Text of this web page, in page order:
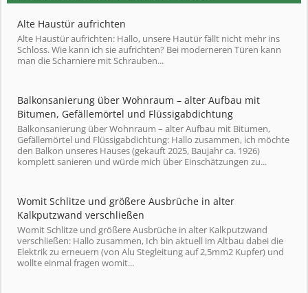
Alte Haustür aufrichten
Alte Haustür aufrichten: Hallo, unsere Hautür fällt nicht mehr ins
Schloss. Wie kann ich sie aufrichten? Bei moderneren Türen kann
man die Scharniere mit Schrauben...
Balkonsanierung über Wohnraum – alter Aufbau mit
Bitumen, Gefällemörtel und Flüssigabdichtung
Balkonsanierung über Wohnraum – alter Aufbau mit Bitumen,
Gefällemörtel und Flüssigabdichtung: Hallo zusammen, ich möchte
den Balkon unseres Hauses (gekauft 2025, Baujahr ca. 1926)
komplett sanieren und würde mich über Einschätzungen zu...
Womit Schlitze und größere Ausbrüche in alter
Kalkputzwand verschließen
Womit Schlitze und größere Ausbrüche in alter Kalkputzwand
verschließen: Hallo zusammen, Ich bin aktuell im Altbau dabei die
Elektrik zu erneuern (von Alu Stegleitung auf 2,5mm2 Kupfer) und
wollte einmal fragen womit...